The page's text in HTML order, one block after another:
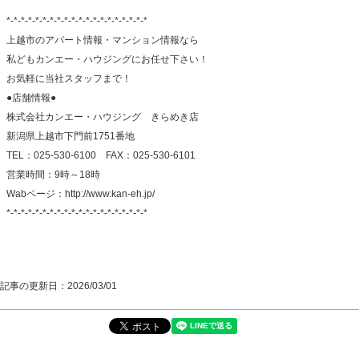
*-*-*-*-*-*-*-*-*-*-*-*-*-*-*-*-*-*-*-*
上越市のアパート情報・マンション情報なら
私どもカンエー・ハウジングにお任せ下さい！
お気軽に当社スタッフまで！
●店舗情報●
株式会社カンエー・ハウジング きらめき店
新潟県上越市下門前1751番地
TEL：025-530-6100 FAX：025-530-6101
営業時間：9時～18時
Wabページ：http://www.kan-eh.jp/
*-*-*-*-*-*-*-*-*-*-*-*-*-*-*-*-*-*-*-*
記事の更新日： 2026/03/01